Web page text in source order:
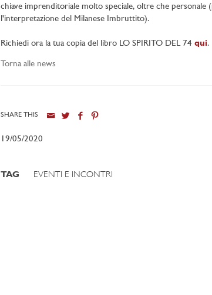
chiave imprenditoriale molto speciale, oltre che
l'interpretazione del Milanese Imbruttito).
Richiedi ora la tua copia del libro LO SPIRITO DEL 74 qui.
Torna alle news
SHARE THIS
19/05/2020
TAG EVENTI E INCONTRI